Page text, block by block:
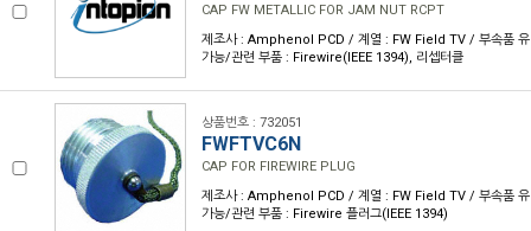
CAP FW METALLIC FOR JAM NUT RCPT
제조사 : Amphenol PCD / 계열 : FW Field TV / 부속품 유
가능/관련 부품 : Firewire(IEEE 1394), 리셉터클
상품번호 : 732051
FWFTVC6N
CAP FOR FIREWIRE PLUG
제조사 : Amphenol PCD / 계열 : FW Field TV / 부속품 유
가능/관련 부품 : Firewire 플러그(IEEE 1394)